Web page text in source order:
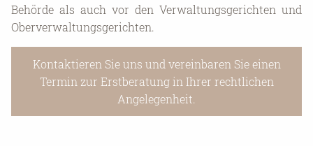
Behörde als auch vor den Verwaltungsgerichten und
Oberverwaltungsgerichten.
Kontaktieren Sie uns und vereinbaren Sie einen
Termin zur Erstberatung in Ihrer rechtlichen
Angelegenheit.